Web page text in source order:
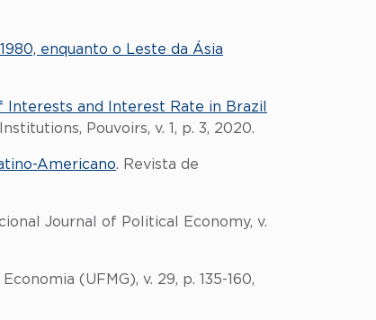
enquanto o Leste da Ásia
Interests and Interest Rate in Brazil
Pouvoirs, v. 1, p. 3, 2020.
Americano. Revista de
Journal of Political Economy, v.
(UFMG), v. 29, p. 135-160,